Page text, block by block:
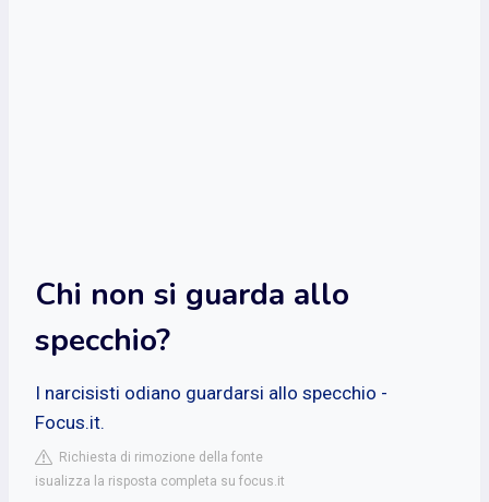
Chi non si guarda allo
specchio?
I narcisisti odiano guardarsi allo specchio -
Focus.it.
Richiesta di rimozione della fonte
isualizza la risposta completa su focus.it